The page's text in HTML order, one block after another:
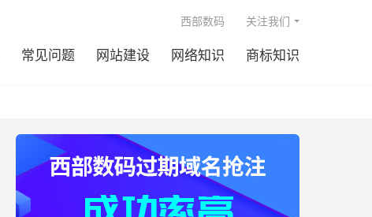
常见问题 网站建设 网络知识 商标知识
西部数码 关注我们